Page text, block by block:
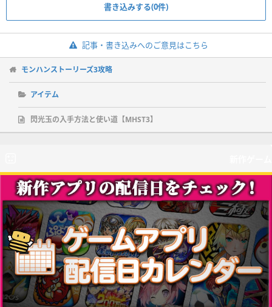
書き込みする(0件)
記事・書き込みへのご意見はこちら
モンハンストーリーズ3攻略
アイテム
閃光玉の入手方法と使い道【MHST3】